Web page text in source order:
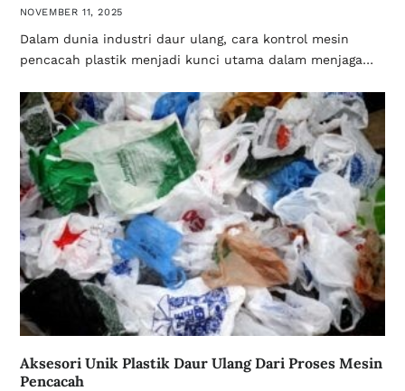
NOVEMBER 11, 2025
Dalam dunia industri daur ulang, cara kontrol mesin
pencacah plastik menjadi kunci utama dalam menjaga…
Aksesori Unik Plastik Daur Ulang Dari Proses Mesin
Pencacah